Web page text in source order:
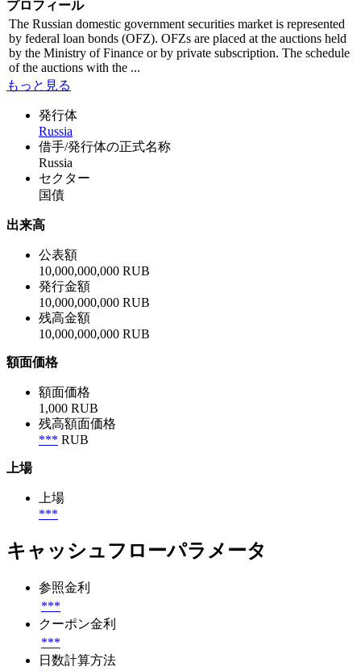
プロフィール
The Russian domestic government securities market is represented
by federal loan bonds (OFZ). OFZs are placed at the auctions held
by the Ministry of Finance or by private subscription. The schedule
of the auctions with the ...
もっと見る
発行体
Russia
借手/発行体の正式名称
Russia
セクター
国債
出来高
公表額
10,000,000,000 RUB
発行金額
10,000,000,000 RUB
残高金額
10,000,000,000 RUB
額面価格
額面価格
1,000 RUB
残高額面価格
*** RUB
上場
上場
***
キャッシュフローパラメータ
参照金利
***
クーポン金利
***
日数計算方法